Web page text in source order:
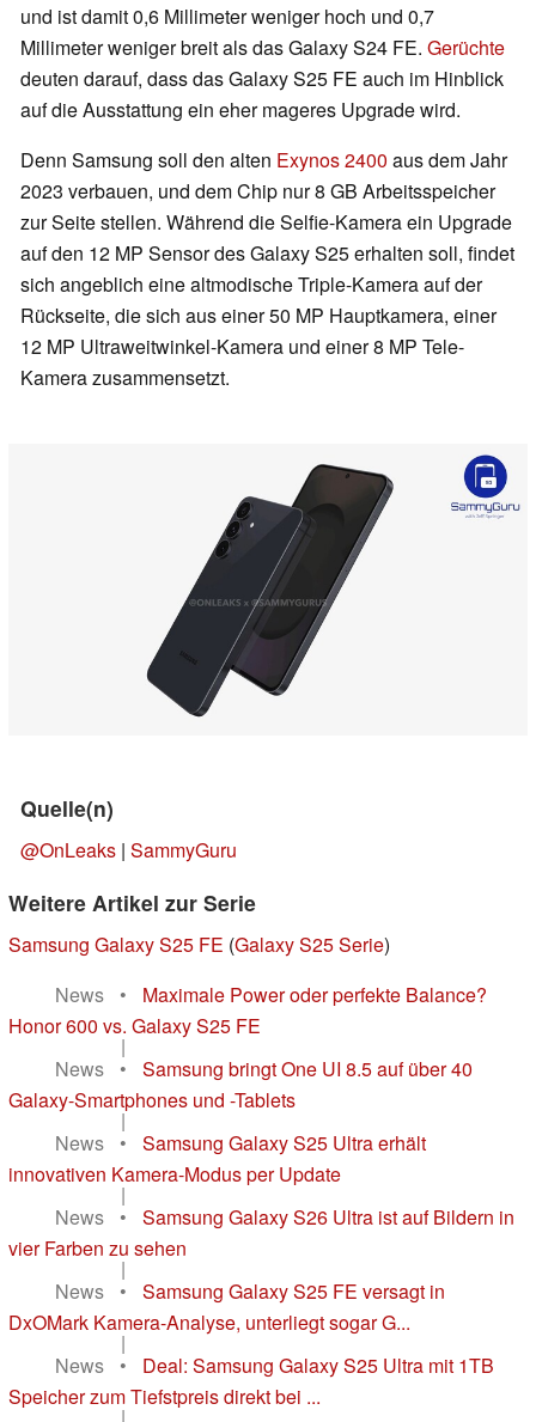
und ist damit 0,6 Millimeter weniger hoch und 0,7
Millimeter weniger breit als das Galaxy S24 FE. Gerüchte
deuten darauf, dass das Galaxy S25 FE auch im Hinblick
auf die Ausstattung ein eher mageres Upgrade wird.
Denn Samsung soll den alten Exynos 2400 aus dem Jahr
2023 verbauen, und dem Chip nur 8 GB Arbeitsspeicher
zur Seite stellen. Während die Selfie-Kamera ein Upgrade
auf den 12 MP Sensor des Galaxy S25 erhalten soll, findet
sich angeblich eine altmodische Triple-Kamera auf der
Rückseite, die sich aus einer 50 MP Hauptkamera, einer
12 MP Ultraweitwinkel-Kamera und einer 8 MP Tele-
Kamera zusammensetzt.
Quelle(n)
@OnLeaks | SammyGuru
Weitere Artikel zur Serie
Samsung Galaxy S25 FE (Galaxy S25 Serie)
News
•
Maximale Power oder perfekte Balance?
Honor 600 vs. Galaxy S25 FE
|
News
•
Samsung bringt One UI 8.5 auf über 40
Galaxy-Smartphones und -Tablets
|
News
•
Samsung Galaxy S25 Ultra erhält
innovativen Kamera-Modus per Update
|
News
•
Samsung Galaxy S26 Ultra ist auf Bildern in
vier Farben zu sehen
|
News
•
Samsung Galaxy S25 FE versagt in
DxOMark Kamera-Analyse, unterliegt sogar G...
|
News
•
Deal: Samsung Galaxy S25 Ultra mit 1TB
Speicher zum Tiefstpreis direkt bei ...
|